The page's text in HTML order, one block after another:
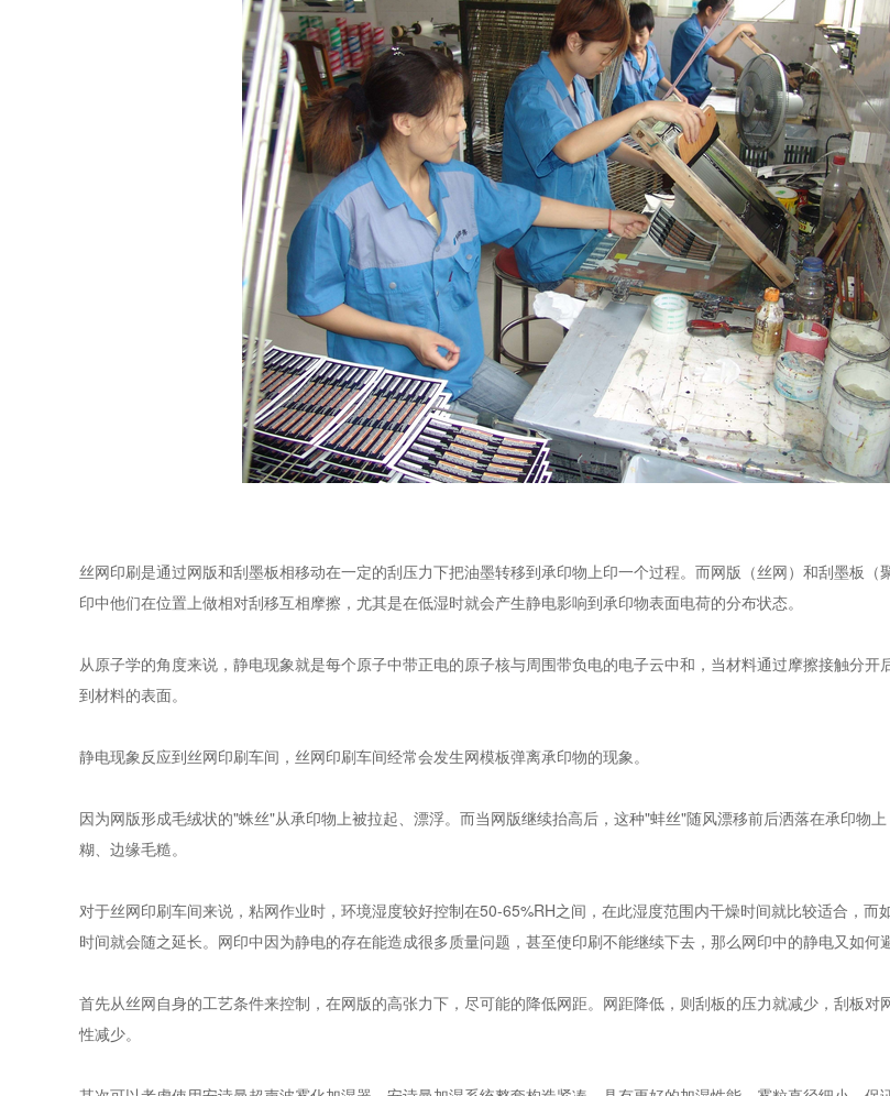
丝网印刷是通过网版和刮墨板相移动在一定的刮压力下把油墨转移到承印物上印一个过程。而网版（丝网）和刮墨板（
印中他们在位置上做相对刮移互相摩擦，尤其是在低湿时就会产生静电影响到承印物表面电荷的分布状态。
从原子学的角度来说，静电现象就是每个原子中带正电的原子核与周围带负电的电子云中和，当材料通过摩擦接触分开
到材料的表面。
静电现象反应到丝网印刷车间，丝网印刷车间经常会发生网模板弹离承印物的现象。
因为网版形成毛绒状的"蛛丝"从承印物上被拉起、漂浮。而当网版继续抬高后，这种"蚌丝"随风漂移前后洒落在承印物
糊、边缘毛糙。
对于丝网印刷车间来说，粘网作业时，环境湿度较好控制在50-65%RH之间，在此湿度范围内干燥时间就比较适合，而
时间就会随之延长。网印中因为静电的存在能造成很多质量问题，甚至使印刷不能继续下去，那么网印中的静电又如何
首先从丝网自身的工艺条件来控制，在网版的高张力下，尽可能的降低网距。网距降低，则刮板的压力就减少，刮板对
性减少。